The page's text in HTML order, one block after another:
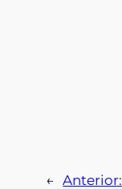
← Anterior: